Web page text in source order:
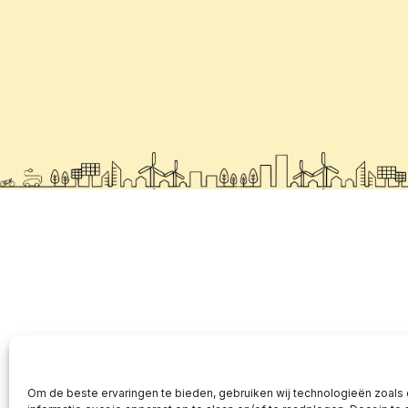
Om de beste ervaringen te bieden, gebruiken wij technologieën zoals